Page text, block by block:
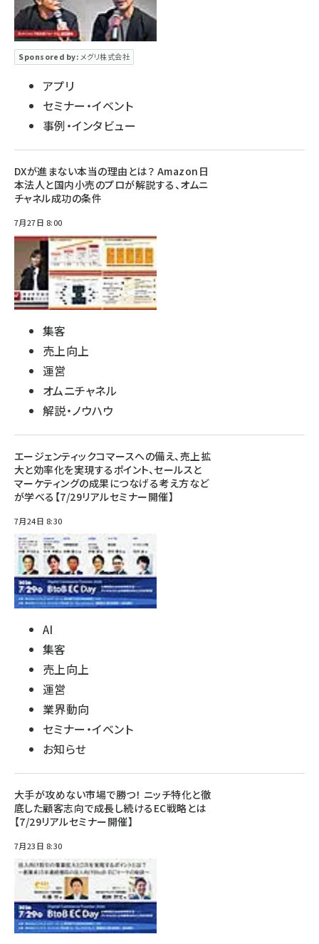
Sponsored by: メグリ株式会社
アプリ
セミナー・イベント
事例・インタビュー
DXが進まない本当の理由とは？ Amazon日
本法人と国内小売のプロが解説する、オムニ
チャネル成功の条件
7月27日 8:00
集客
売上向上
運営
オムニチャネル
解説・ノウハウ
エージェンティックコマースへの備え、売上拡
大と効率化を実現するポイント、セールスと
マーケティングの成果につなげる考え方など
が学べる【7/29リアルセミナー開催】
7月24日 8:30
AI
集客
売上向上
運営
業界動向
セミナー・イベント
お知らせ
大手が攻めない市場で勝つ！ ニッチ特化と徹
底した顧客志向で成長し続けるEC戦略とは
【7/29リアルセミナー開催】
7月23日 8:30